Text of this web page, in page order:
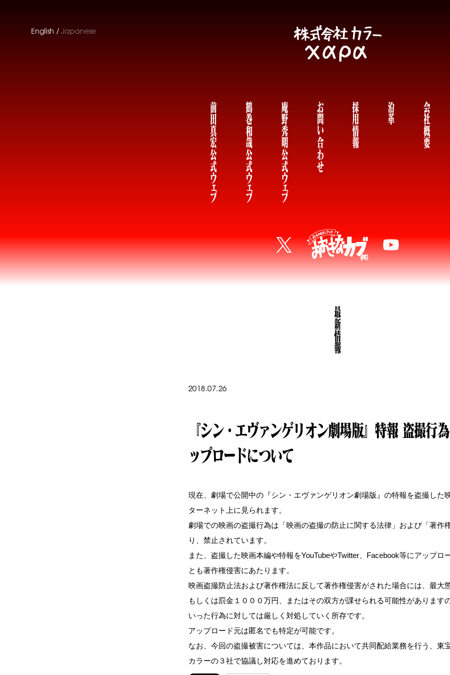
前田真宏公式
ウェブ
鶴巻和哉公式
ウェブ
庵野秀明公式
ウェブ
お問い合わせ 採用情報 沿革 会社概要
English Japanese
最新情報
2018.07.26
『シン・エヴァンゲリオン劇場版』特報 盗撮行
ップロードについて
現在、劇場で公開中の『シン・エヴァンゲリオン劇場版』の特報を盗撮した
ターネット上に見られます。
劇場での映画の盗撮行為は「映画の盗撮の防止に関する法律」および「著作
り、禁止されています。
また、盗撮した映画本編や特報をYouTubeやTwitter、Facebook等にアップロ
とも著作権侵害にあたります。
映画盗撮防止法および著作権法に反して著作権侵害がされた場合には、最大
もしくは罰金１０００万円、またはその双方が課せられる可能性があります
いった行為に対しては厳しく対処していく所存です。
アップロード元は匿名でも特定が可能です。
なお、今回の盗撮被害については、本作品において共同配給業務を行う、東
カラーの３社で協議し対応を進めております。